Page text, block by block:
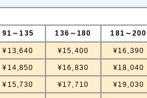
91～135 136～180 181～200
¥13,640 ¥15,400 ¥16,390
¥14,850 ¥16,830 ¥18,040
¥15,730 ¥17,710 ¥19,030